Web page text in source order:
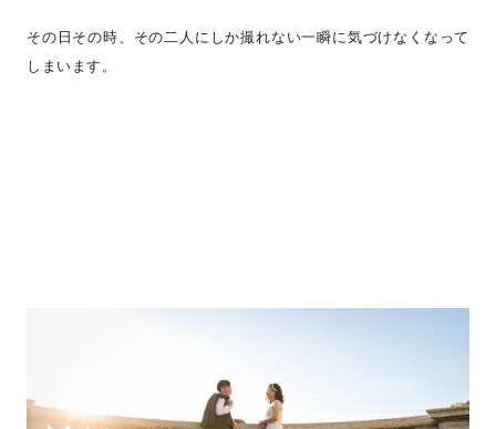
その日その時、その二人にしか撮れない一瞬に気づけなくなって
しまいます。